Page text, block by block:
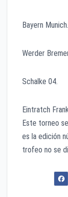
Bayern
Werder
Eintratch
Este torneo
es la edición
trofeo no se